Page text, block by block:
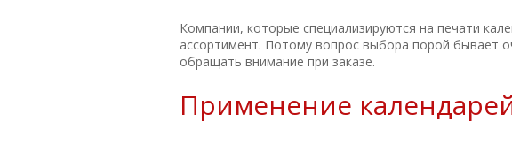
Компании, которые специализируются на печати
ассортимент. Потому вопрос выбора порой бывает
обращать внимание при заказе.
Применение